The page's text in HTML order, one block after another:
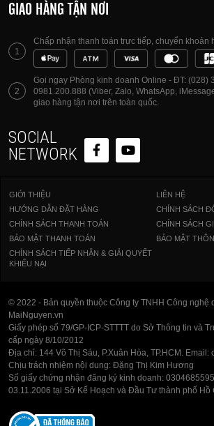
GIAO HÀNG TẬN NƠI
1
Chấp nhận thanh toán trực tiếp, chuyển khoản
2
Gọi ngay Phòng kinh doanh Online - ĐT: (028)
0981.200.888 (Viber, Zalo, WhatsApp,
giao hàng tận nơi trên toàn quốc.
SOCIAL
NETWORK
GIỚI THIỆU
LIÊN HỆ
HƯỚNG DẪN ĐẶT HÀNG
CHÍNH SÁCH
CHÍNH SÁCH THANH TOÁN
CHÍNH SÁCH
BẢO MẬT THANH TOÁN
BẢO MẬT
CHÍNH SÁCH TIẾP NHẬN & GIẢI QUYẾT
KHIẾU NẠI
© 2022 - Bản quyền thuộc Công ty TNHH Công nghệ
MaiNguyen.vn
Giấy phép số 79/GP-ICP-STTTT do Sở Thông tin và
cấp ngày 8/10/2012
Địa chỉ: 144 Võ Thị Sáu, P.Xuân Hòa, TP.HCM. Email:
Chịu trách nhiệm nội dung: Đặng Thị Kim Hương
Số giấy chứng nhận đăng ký kinh doanh:
03.11.2006 tại Sở Kế Hoạch và Đầu Tư thành phố Hồ